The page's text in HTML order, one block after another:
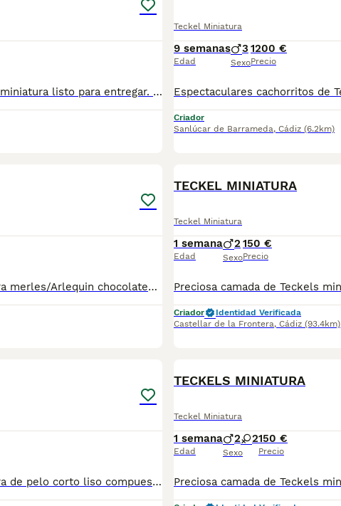
Precioso y último machito de teckel miniatura listo para entregar. Todos nuestros cachorros se cría en ambiente familiar y en las mejores condiciones de bienestar se, se entregan con. - cartilla veterinaria. - vacunas según edad. - desparasitado tanto interior como exterior. - certificado de salud. - garantías de seis meses genética. - contrato de compra y venta. - chip con pasaporte. - kit de bienvenida - y pienso inicial proplan. Para toda la información videos y fotos actuales no dudes en llamarnos al tlf 650628825
Teckel Miniatura
9 semanas
Edad
3
Sexo
1200 €
Precio
Criador
Sanlúcar de Barrameda, Cádiz (6.2km)
Preciosa camada de Teckels miniatura merles/Arlequin chocolates de pelo corto liso. 2 machos y dos hembras. Se entregan con sus vacunas y desparasitacion al mes y medio de vida. Padre Arlequín chocolate y madre chocolate ambos miniatura. Para más información 621325499 EL PRECIO ES EL DE RESERVA QUE SE DESCUENTA DEL PRECIO FINAL
TECKEL MINIATURA
Teckel Miniatura
1 semana
Edad
2
Sexo
150 €
Precio
Criador
Identidad Verificada
Castellar de la Frontera, Cádiz (93.4km)
Preciosa camada de Teckels miniatura de pelo corto liso compuesta de 4 arlequines/ merle chocolate y dos chocolates. Padres miniatura de pelo corto madre chocolate y padre arlequín chocolate. Soy criador profesional con núcleo zoológico Para más información 621325499 !!! EL PRECIO ES EL DE RESERVA QUE SE DESCUENTA DEL PRECIO FINAL !!!
TECKELS MINIATURA
Teckel Miniatura
1 semana
Edad
2 2
Sexo
150 €
Precio